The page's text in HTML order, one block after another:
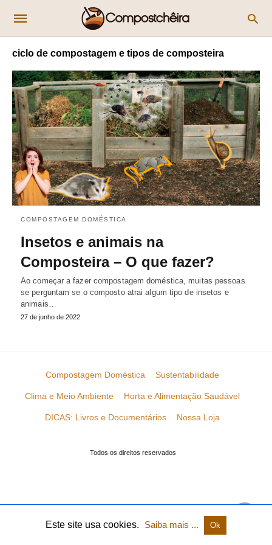
ciclo de compostagem e tipos de composteira
COMPOSTAGEM DOMÉSTICA
Insetos e animais na
Composteira – O que fazer?
Ao começar a fazer compostagem doméstica, muitas pessoas
se perguntam se o composto atrai algum tipo de insetos e
animais…
27 de junho de 2022
Compostagem Doméstica Sustentabilidade
Clima e Meio Ambiente Horta e Alimentação Saudável
DICAS: Livros e Documentários Nossa Loja
Todos os direitos reservados
Este site usa cookies. Saiba mais ... Ok